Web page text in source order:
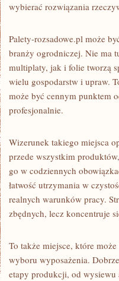
wybierać rozwiązania
Palety-rozsadowe.pl może
branży ogrodniczej. Nie ma
multiplaty, jak i folie tworzą
wielu gospodarstw i upraw.
może być cennym punktem
profesjonalnie.
Wizerunek takiego miejsca
przede wszystkim
go w codziennych
łatwość utrzymania w
realnych warunków pracy.
zbędnych, lecz koncentruje
To także miejsce, które
wyboru wyposażenia.
etapy produkcji, od wysiewu